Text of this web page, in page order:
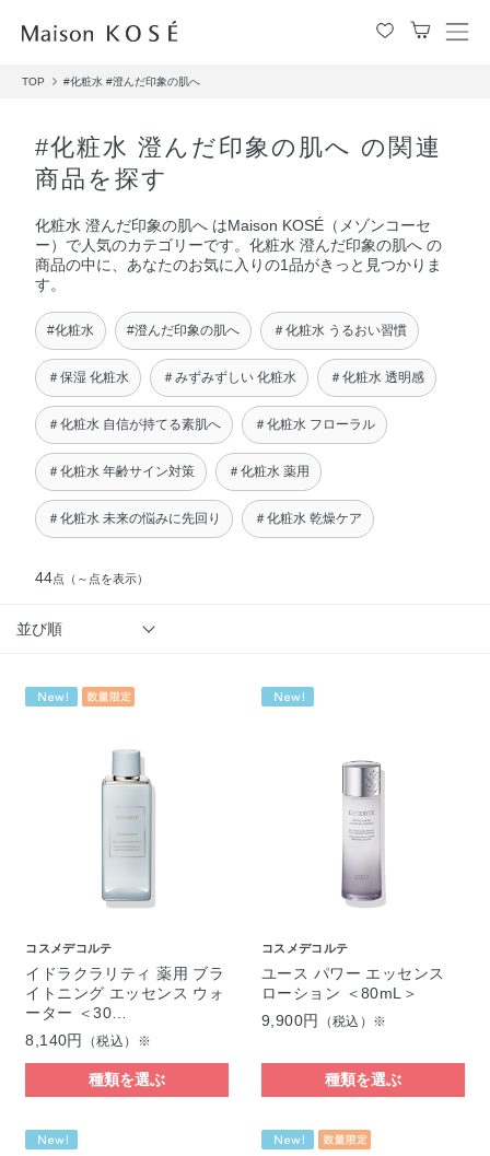
メ
TOP #化粧水 #澄んだ印象の肌へ
#化粧水 澄んだ印象の肌へ の関連
商品を探す
化粧水 澄んだ印象の肌へ はMaison KOSÉ（メゾンコーセ
ー）で人気のカテゴリーです。化粧水 澄んだ印象の肌へ の
商品の中に、あなたのお気に入りの1品がきっと見つかりま
す。
#化粧水 #澄んだ印象の肌へ ＃化粧水 うるおい習慣
＃保湿 化粧水 ＃みずみずしい 化粧水 ＃化粧水 透明感
＃化粧水 自信が持てる素肌へ ＃化粧水 フローラル
＃化粧水 年齢サイン対策 ＃化粧水 薬用
＃化粧水 未来の悩みに先回り ＃化粧水 乾燥ケア
44点 （～点を表示）
並び順
コスメデコルテ
イドラクラリティ 薬用 ブラ
イトニング エッセンス ウォ
ーター ＜30…
8,140円
（税込）※
種類を選ぶ
コスメデコルテ
ユース パワー エッセンス
ローション ＜80mL＞
9,900円
（税込）※
種類を選ぶ